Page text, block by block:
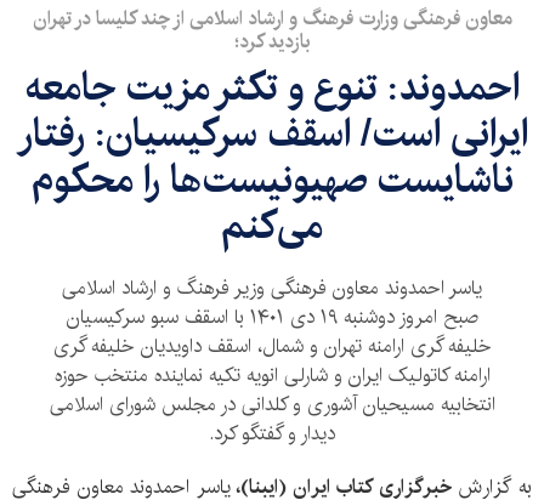
معاون فرهنگی وزارت فرهنگ و ارشاد اسلامی از چند کلیسا در تهران
بازدید کرد؛
احمدوند: تنوع و تکثر مزیت جامعه
ایرانی است/ اسقف سرکیسیان: رفتار
ناشایست صهیونیست‌ها را محکوم
می‌کنم
یاسر احمدوند معاون فرهنگی وزیر فرهنگ و ارشاد اسلامی
صبح امروز دوشنبه ۱۹ دی ۱۴۰۱ با اسقف سبو سرکیسیان
خلیفه گری ارامنه تهران و شمال، اسقف داویدیان خلیفه گری
ارامنه کاتولیک ایران و شارلی انویه تکیه نماینده منتخب حوزه
انتخابیه مسیحیان آشوری و کلدانی در مجلس شورای اسلامی
دیدار و گفتگو کرد.
به گزارشخبرگزاری کتاب ایران (ایبنا)،یاسر احمدوند معاون فرهنگی